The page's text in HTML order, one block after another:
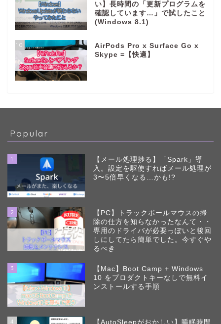
い】長時間の「更新プログラムを
確認しています…」で試したこと
(Windows 8.1)
10
AirPods Pro x Surface Go x
Skype =【快適】
Popular
1
【メール処理捗る】「Spark」導
入。設定を駆使すればメール処理が
3〜5倍早くなる…かも!?
2
【PC】トラックボールマウスの掃
除の仕方を知らなかったなんて・・
専用のドライバが必要っぽいと後回
しにしてたら簡単でした。今すぐや
るべき
3
【Mac】Boot Camp + Windows
10 をプロダクトキーなしで無料イ
ンストールする手順
4 【AutoSleepがおかしい】睡眠時間